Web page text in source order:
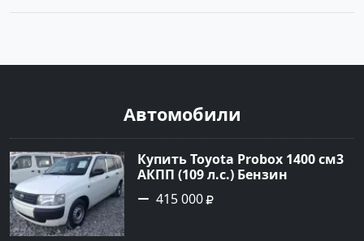
Автомобили
Купить Toyota Probox 1400 см3
АКПП (109 л.с.) Бензин
инжектор в Новороссийск:
цвет белый Универсал 2010
415 000